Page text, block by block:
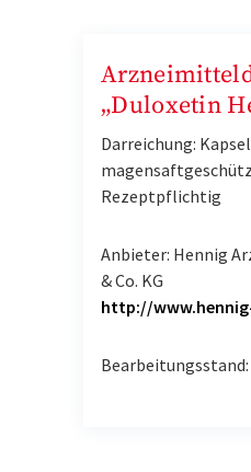
„Duloxetin
Darreichung:
Rezeptpflichtig
Anbieter: Hennig
& Co. KG
http://
Bearbeitungsstand: